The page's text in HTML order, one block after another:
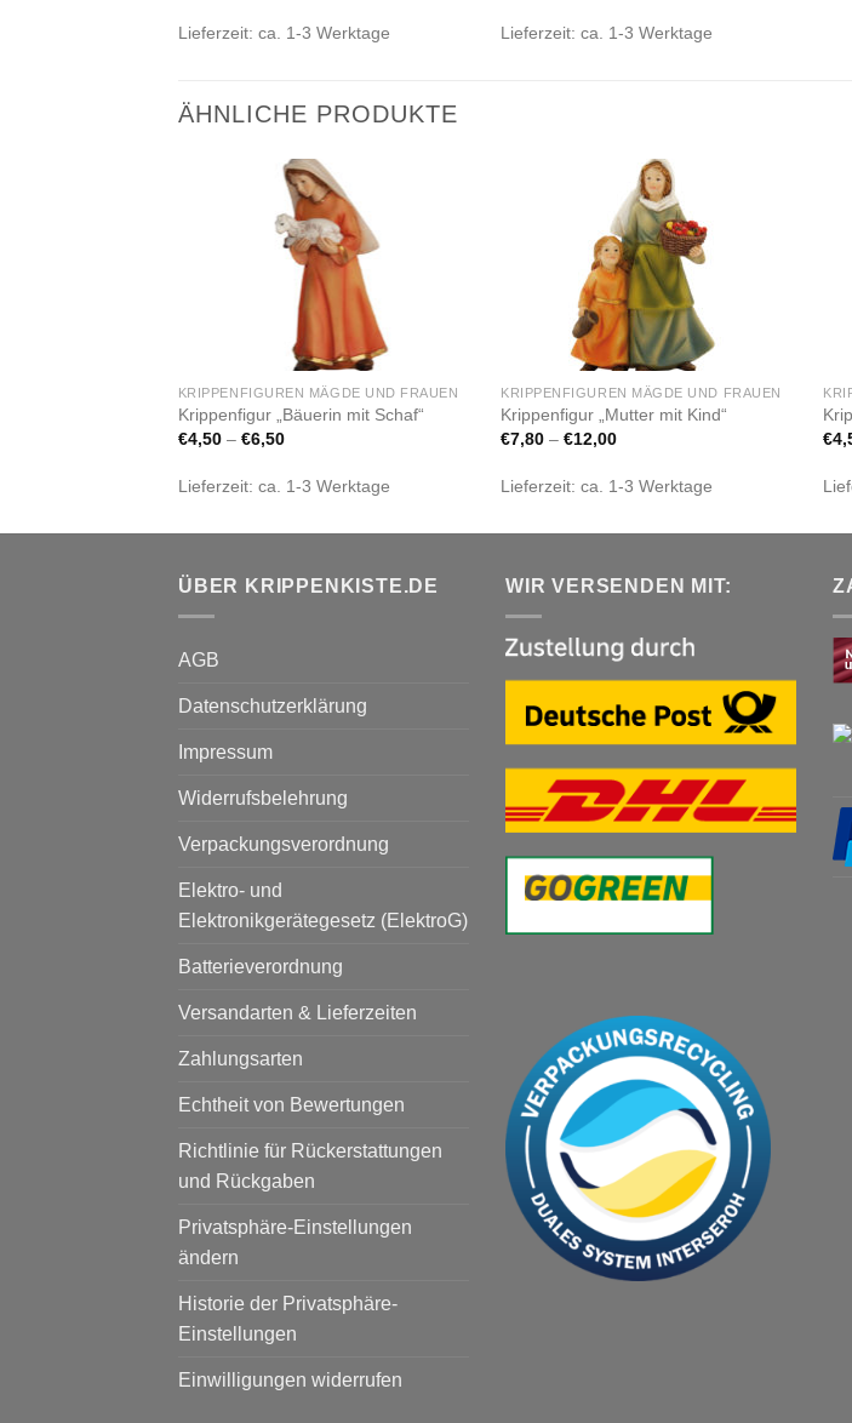
Lieferzeit: ca. 1-3 Werktage Lieferzeit:ca. 1-3 Werktage
ÄHNLICHE PRODUKTE
Wunschliste
KRIPPENFIGUREN MÄGDE UND FRAUEN
Krippenfigur „Bäuerin mit Schaf“
€4,50– €6,50
Lieferzeit: ca. 1-3 Werktage
Wunschliste
hinzufügen
KRIPPENFIGUREN MÄGDE UND FRAUEN
Krippenfigur „Mutter mit Kind“
€7,80 –€12,00
Lieferzeit:ca. 1-3 Werktage
€
ÜBER KRIPPENKISTE.DE
AGB
Datenschutzerklärung
Impressum
Widerrufsbelehrung
Verpackungsverordnung
Elektro- und
Elektronikgerätegesetz (ElektroG)
Batterieverordnung
Versandarten & Lieferzeiten
Zahlungsarten
Echtheit von Bewertungen
Richtlinie für Rückerstattungen
und Rückgaben
Privatsphäre-Einstellungen
ändern
Historie der Privatsphäre-
Einstellungen
Einwilligungen widerrufen
WIR VERSENDEN MIT: